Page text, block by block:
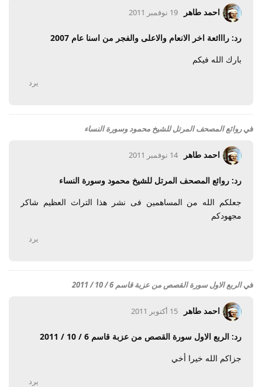
احمد طاهر 19 نوفمبر 2011
رد: رااائعة اخر الانعام والاعلى والفجر من اسنا عام 2007
بارك الله فيكم
يرد
فيروائع المصحف المرتل للشيخ محمود وسورة النساء
احمد طاهر 14 نوفمبر 2011
رد: روائع المصحف المرتل للشيخ محمود وسورة النساء
جعلكم الله من المساهمين فى نشر هذا التراث العظيم شاكر
مجهودكم
يرد
فيالربع الاول سورة القصص من عزبة قاسم 6 / 10 / 2011
احمد طاهر 15 أكتوبر 2011
رد: الربع الاول سورة القصص من عزبة قاسم 6 / 10 / 2011
جزاكم الله خيرا أخي
يرد